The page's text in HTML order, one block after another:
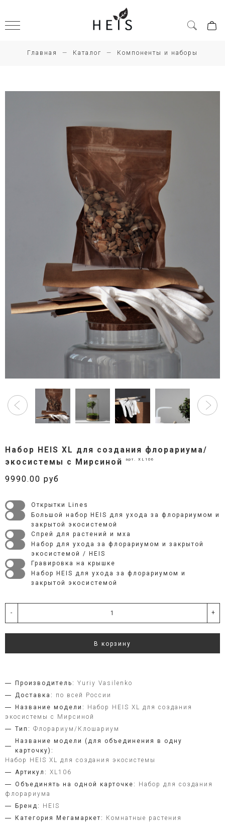
Главная Каталог Компоненты и наборы
Набор HEIS XL для создания флорариума/
экосистемы с Мирсиной
арт. XL106
9990.00 руб
Открытки Lines
Большой набор HEIS для ухода за флорариумом и
закрытой экосистемой
Спрей для растений и мха
Набор для ухода за флорариумом и закрытой
экосистемой / HEIS
Гравировка на крышке
Набор HEIS для ухода за флорариумом и
закрытой экосистемой
- +
В корзину
Производитель: Yuriy Vasilenko
Доставка:
по всей России
Название модели:
Набор HEIS XL для создания
экосистемы с Мирсиной
Тип: Флорариум/Клошариум
Название модели (для объединения в одну
карточку):
Набор HEIS XL для создания экосистемы
Артикул: XL106
Объединять на одной карточке:
Набор для создания
флорариума
Бренд:
HEIS
Категория Мегамаркет:
Комнатные растения